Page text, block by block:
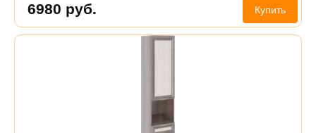
6980 руб. Купить